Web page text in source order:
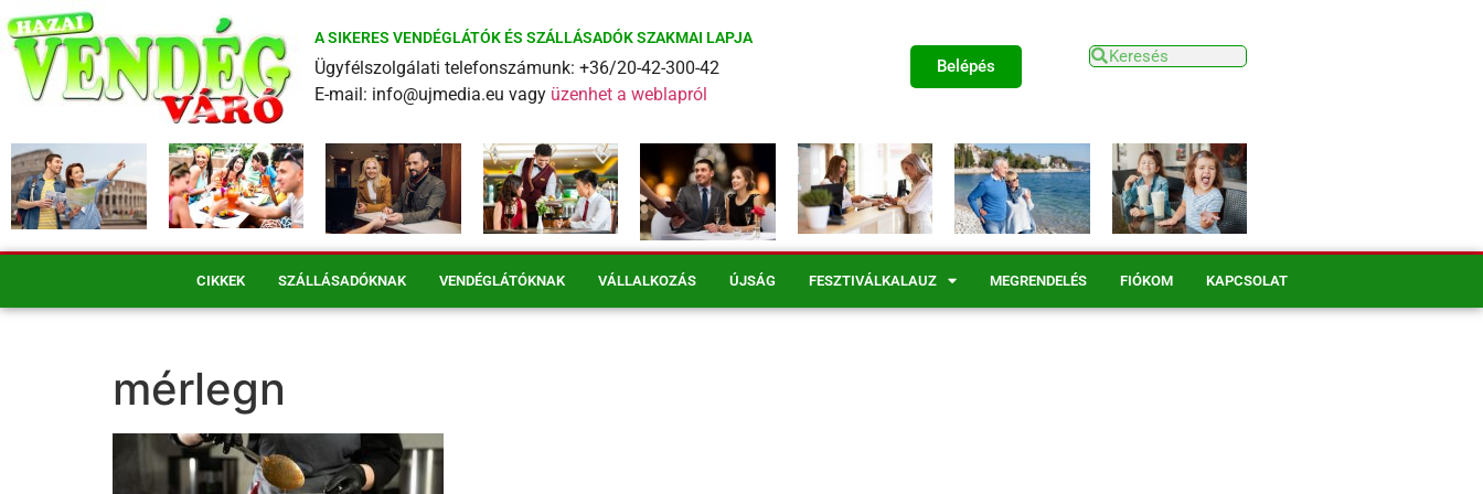
A SIKERES VENDÉGLÁTÓK ÉS SZÁLLÁSADÓK SZAKMAI LAPJA
Ügyfélszolgálati telefonszámunk: +36/20-42-300-42
E-mail: info@ujmedia.eu vagy üzenhet a weblapról
Belépés
CIKKEK SZÁLLÁSADÓKNAK VENDÉGLÁTÓKNAK VÁLLALKOZÁS ÚJSÁG FESZTIVÁLKALAUZ MEGRENDELÉS FIÓKOM KAPCSOLAT
mérlegn